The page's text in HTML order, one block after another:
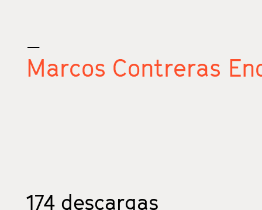
_
Marcos Contreras
174 descargas